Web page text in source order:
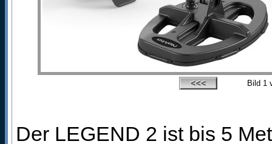
Bild 1
Der LEGEND 2 ist bis 5